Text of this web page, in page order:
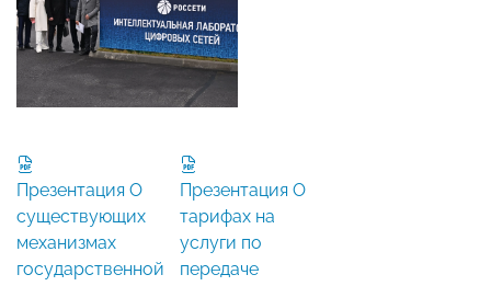
Презентация О
существующих
механизмах
государственной
Презентация О
тарифах на
услуги по
передаче